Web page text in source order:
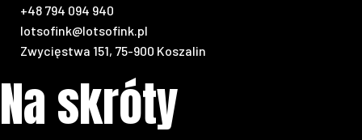
+48 794 094 940
lotsofink@lotsofink.pl
Zwycięstwa 151, 75-900 Koszalin
Na skróty